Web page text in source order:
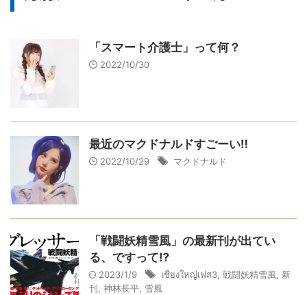
「スマート介護士」って何？
2022/10/30
最近のマクドナルドすごーい‼️
2022/10/29 マクドナルド
「戦闘妖精雪風」の最新刊が出てい
る、ですって⁉️
2023/1/9 เชียงใหญ่เฟส3 戦闘妖精雪風 新
刊 神林長平 雪風